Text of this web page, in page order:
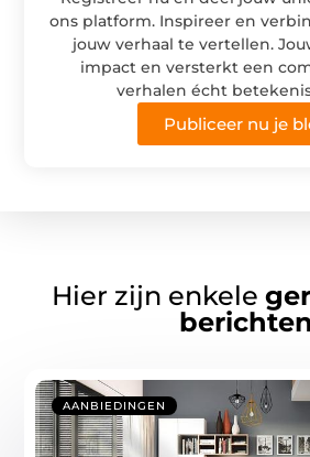
ons platform. Inspireer en
jouw verhaal te vertellen.
impact en versterkt een
verhalen écht
Publiceer nu je
Hier zijn enkele
berichten
AANBIEDINGEN